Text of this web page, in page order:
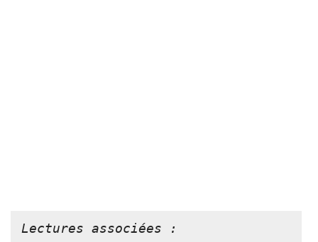
Lectures associées :